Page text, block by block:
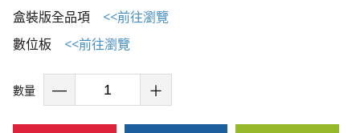
盒裝版全品項 <<前往瀏覽
數位板 <<前往瀏覽
數量